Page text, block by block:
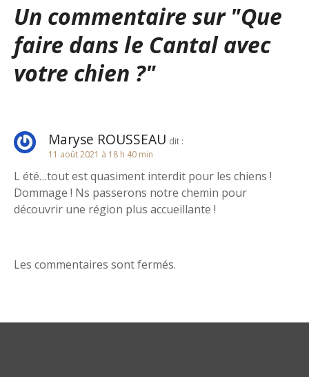
g
a
t
o
n
d
e
Un commentaire sur "Que
faire dans le Cantal avec
votre chien ?"
Maryse ROUSSEAU dit :
11 août 2021 à 18 h 40 min
L été…tout est quasiment interdit pour les chiens !
Dommage ! Ns passerons notre chemin pour
découvrir une région plus accueillante !
Les commentaires sont fermés.